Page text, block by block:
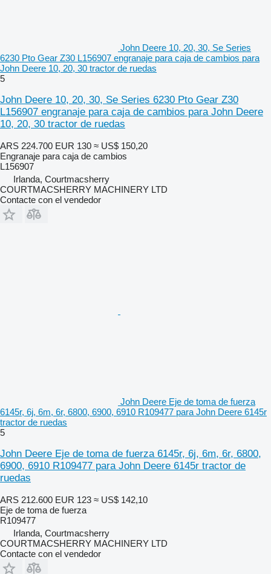
John Deere 10, 20, 30, Se Series
6230 Pto Gear Z30 L156907 engranaje para caja de cambios para
John Deere 10, 20, 30 tractor de ruedas
5
John Deere 10, 20, 30, Se Series 6230 Pto Gear Z30
L156907 engranaje para caja de cambios para John Deere
10, 20, 30 tractor de ruedas
ARS 224.700 EUR 130 ≈ US$ 150,20
Engranaje para caja de cambios
L156907
Irlanda, Courtmacsherry
COURTMACSHERRY MACHINERY LTD
Contacte con el vendedor
John Deere Eje de toma de fuerza
6145r, 6j, 6m, 6r, 6800, 6900, 6910 R109477 para John Deere 6145r
tractor de ruedas
5
John Deere Eje de toma de fuerza 6145r, 6j, 6m, 6r, 6800,
6900, 6910 R109477 para John Deere 6145r tractor de
ruedas
ARS 212.600 EUR 123 ≈ US$ 142,10
Eje de toma de fuerza
R109477
Irlanda, Courtmacsherry
COURTMACSHERRY MACHINERY LTD
Contacte con el vendedor